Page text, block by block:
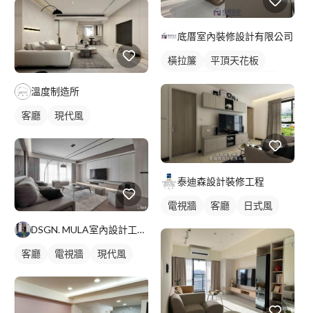
溫度制造所
客廳 現代風
DSGN. MULA室內設計工作室
客廳 電視牆 現代風
底厝室內裝修設計有限公司
橫拉簾
平頂天花板
間接天花板
客廳天花板
電視牆
客廳
紗簾
落地窗窗簾
全室照明設計
客廳燈光設計
泰迪森設計裝修工程
電視牆 客廳 日式風